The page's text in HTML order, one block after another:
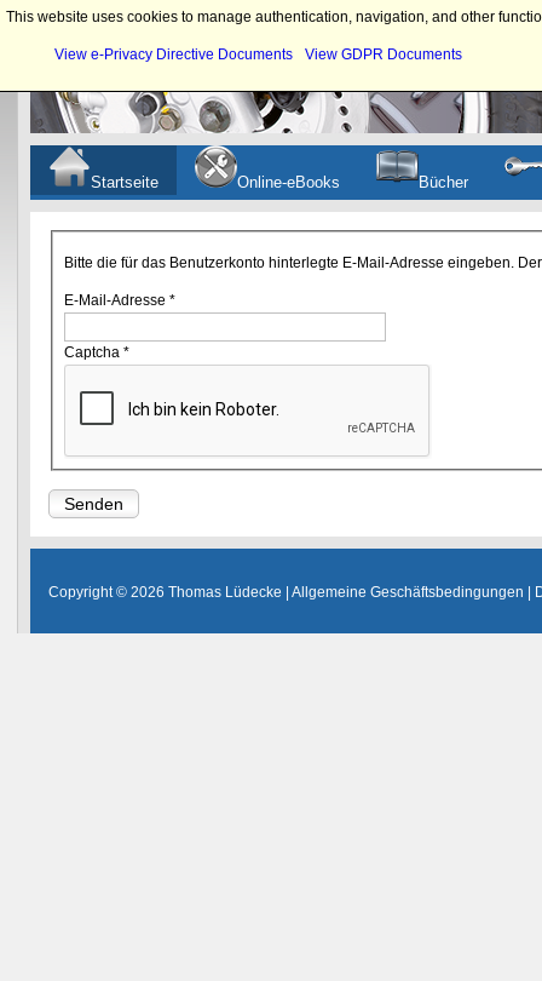
Startseite Online-eBooks Bücher
Bitte die für das Benutzerkonto hinterlegte E-Mail-Adresse eingeben.
E-Mail-Adresse *
Captcha *
Senden
Copyright © 2026 Thomas Lüdecke | Allgemeine Geschäftsbedingungen |
This website uses cookies to manage authentication, navigation, and other
View e-Privacy Directive Documents View GDPR Documents